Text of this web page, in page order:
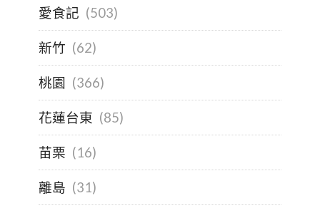
愛食記 (503)
新竹 (62)
桃園 (366)
花蓮台東 (85)
苗栗 (16)
離島 (31)